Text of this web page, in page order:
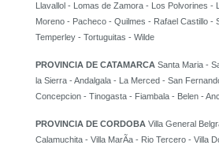
Llavallol - Lomas de Zamora - Los Polvorines -
Moreno - Pacheco - Quilmes - Rafael Castillo -
Temperley - Tortuguitas - Wilde
PROVINCIA DE CATAMARCA Santa Maria -
la Sierra - Andalgala - La Merced - San
Concepcion - Tinogasta - Fiambala - Belen -
PROVINCIA DE CORDOBA Villa General
Calamuchita - Villa MarÃ­a - Rio Tercero - Villa